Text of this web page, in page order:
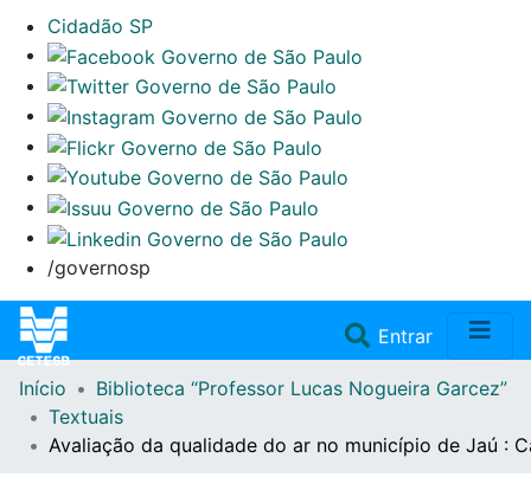
Cidadão SP
/governosp
Entrar(current)
Home
Início
Biblioteca “Professor Lucas Nogueira Garcez”
Textuais
Avaliação da qualidade do ar no município de Jaú :